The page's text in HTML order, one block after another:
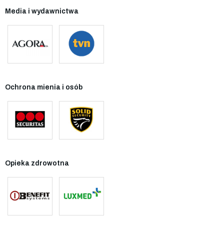
Media i wydawnictwa
Ochrona mienia i osób
Opieka zdrowotna